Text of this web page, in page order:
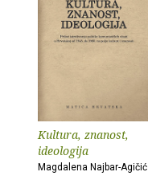
Kultura, znanost,
ideologija
Magdalena Najbar-Agičić